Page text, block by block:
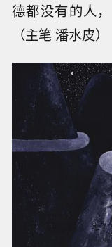
德都没有的人
（主笔 潘水皮）